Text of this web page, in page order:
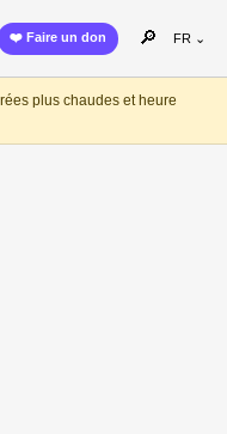
❤️ Faire un don 🔎 FR ⌄
plus chaudes et heure